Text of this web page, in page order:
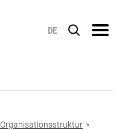
DE
Organisationsstruktur